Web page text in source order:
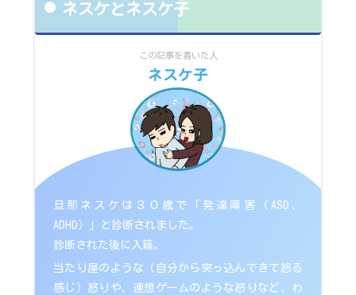
ネスケとネスケ子
この記事を書いた人
ネスケ子
旦那ネスケは３０歳で「発達障害（ASD、
ADHD）」と診断されました。
診断された後に入籍。
当たり屋のような（自分から突っ込んできて怒る
感じ）怒りや、連想ゲームのような怒りなど、わ